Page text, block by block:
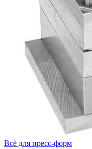
Всё для пресс-форм